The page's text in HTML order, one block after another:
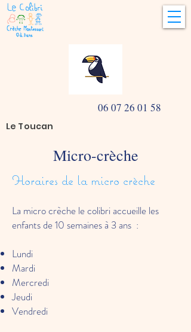
06 07 26 01 58
Le Toucan
Micro-crèche
Horaires de la micro crèche
La micro crèche le colibri accueille les
enfants de 10 semaines à 3 ans :
Lundi
Mardi
Mercredi
Jeudi
Vendredi